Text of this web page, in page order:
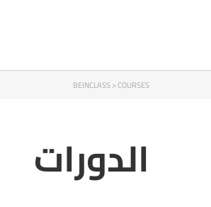
BEINCLASS>COURSES
الدورات